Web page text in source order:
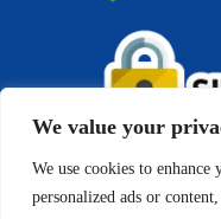
We value your
We use cookies to
personalized ads or